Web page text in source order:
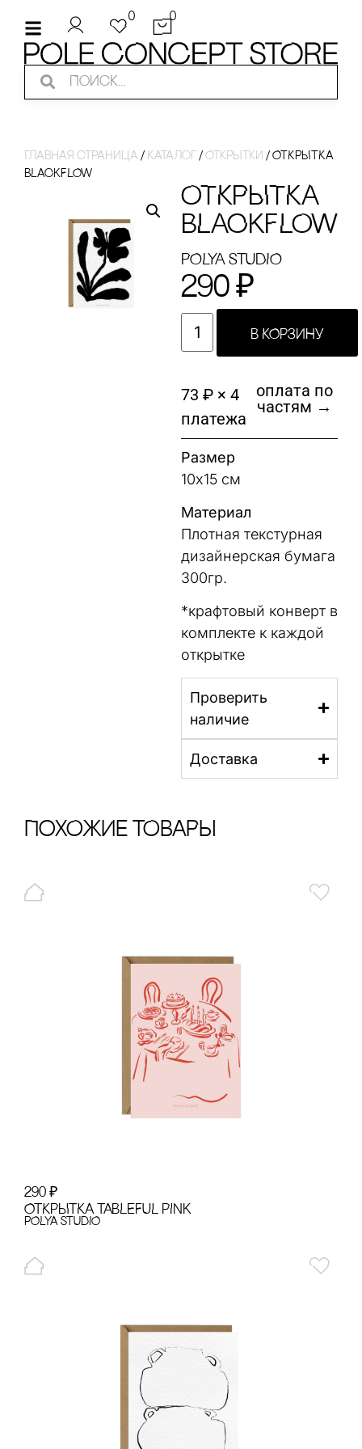
0 0
Главная страница / Каталог / Открытки / ОТКРЫТКА
BLACKFLOW
ОТКРЫТКА
BLACKFLOW
POLYA STUDIO
290 ₽
В КОРЗИНУ
73 ₽ × 4
платежа
оплата по
частям →
Размер
10х15 см
Материал
Плотная текстурная
дизайнерская бумага
300гр.
*крафтовый конверт в
комплекте к каждой
открытке
Проверить
наличие
Доставка
ПохОжИе тОваРы
290 ₽
ОТКРЫТКА TABLEFUL PINK
POLYA STUDIO